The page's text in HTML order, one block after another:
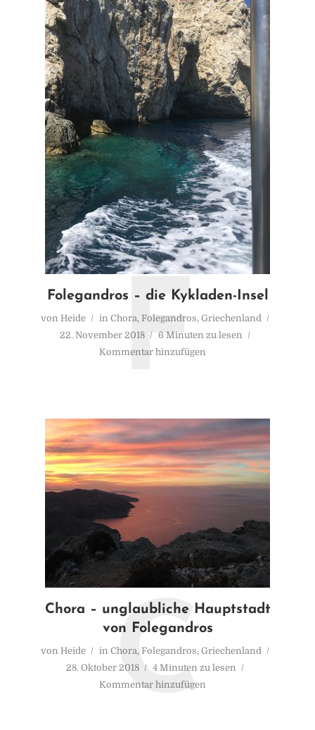
Folegandros – die Kykladen-Insel
von Heide in Chora, Folegandros, Griechenland
22. November 2018
6 Minuten zu lesen
Kommentar hinzufügen
F
Chora – unglaubliche Hauptstadt
von Folegandros
von Heide in Chora, Folegandros, Griechenland
28. Oktober 2018
4 Minuten zu lesen
Kommentar hinzufügen
C